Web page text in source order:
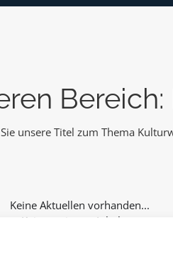
unsere Titel zum Thema
Keine weiteren Inhalte...